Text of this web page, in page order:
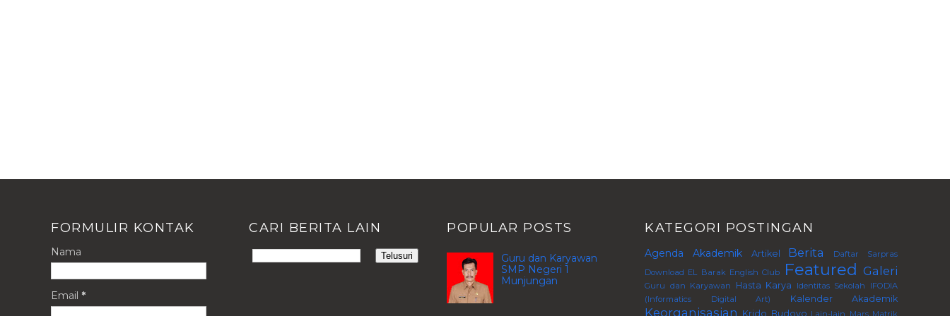
FORMULIR KONTAK
Nama
Email *
CARI BERITA LAIN POPULAR POSTS
Guru dan Karyawan
SMP Negeri 1
Munjungan
KATEGORI POSTINGAN
Agenda Akademik Artikel Berita
Daftar Sarpras
Download EL Barak English Club Featured Galeri
Guru dan Karyawan Hasta Karya Identitas Sekolah
IFODIA
(Informatics Digital Art)
Kalender Akademik
Keorganisasian Krido Budoyo Lain-lain Mars Matrik